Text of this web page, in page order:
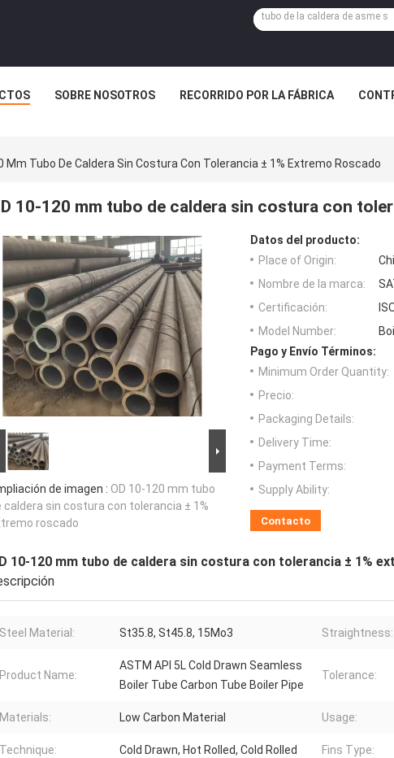
SOBRE NOSOTROS RECORRIDO POR LA FÁBRICA
Mm Tubo De Caldera Sin Costura Con Tolerancia ± 1% Extremo Roscado
10-120 mm tubo de caldera sin costura con
de imagen : OD 10-120 mm tubo
caldera sin costura con tolerancia ± 1%
roscado
Datos del producto:
Place of Origin:
Nombre de la marca:
Certificación:
Model Number:
Pago y Envío Términos:
Minimum Order Quantity:
Precio:
Packaging Details:
Delivery Time:
Payment Terms:
Supply Ability:
Contacto
10-120 mm tubo de caldera sin costura con tolerancia ± 1%
Steel Material: St35.8, St45.8, 15Mo3 Straightness:
Product Name:
ASTM API 5L Cold Drawn Seamless
Boiler Tube Carbon Tube Boiler Pipe
Tolerance:
Materials: Low Carbon Material Usage:
Technique: Cold Drawn, Hot Rolled, Cold Rolled Fins Type: